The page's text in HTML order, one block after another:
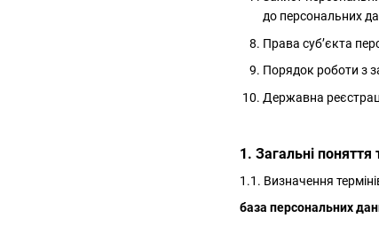
до персональних
Права суб’єкта
Порядок роботи з
Державна
1. Загальні
1.1. Визначення
база персональних